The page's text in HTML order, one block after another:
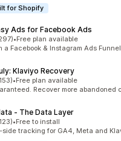
for Shopify
Ads for Facebook Ads
stjerner
omtaler
•Free plan available
a Facebook & Instagram Ads
Klaviyo Recovery
stjerner
omtaler
•Free plan available
Recover more abandoned
‑ The Data Layer
stjerner
omtaler
•Free to install
tracking for GA4, Meta and